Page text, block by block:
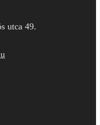
utca 49.